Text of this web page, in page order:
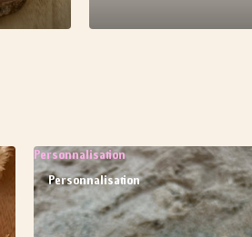
Personnalisation
Personnalisation